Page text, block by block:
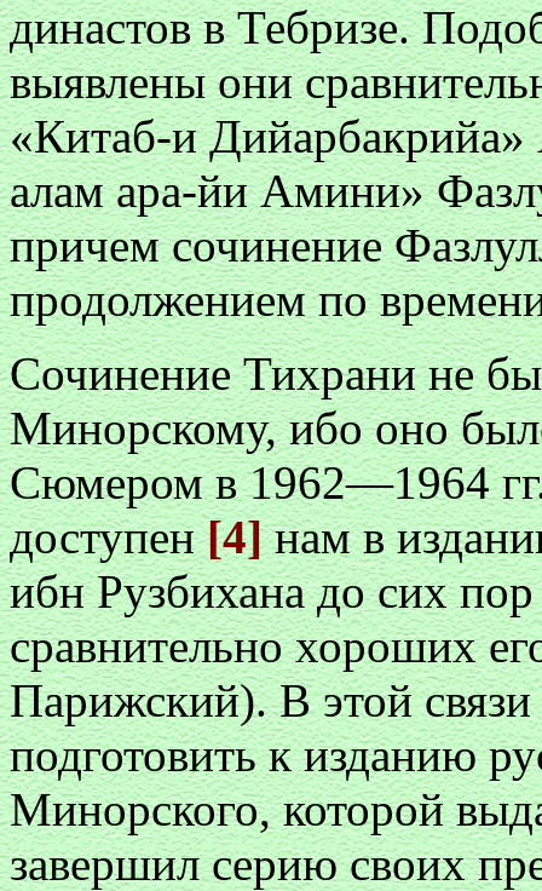
династов в Тебризе.
выявлены они
«Китаб-и
алам ара-йи Амини»
причем сочинение
продолжением по
Сочинение Тихрани не
Минорскому, ибо оно
Сюмером в 1962—1964
доступен[4]нам в
ибн Рузбихана до сих
сравнительно хороших
Парижский). В этой
подготовить к изданию
Минорского, которой
завершил серию своих